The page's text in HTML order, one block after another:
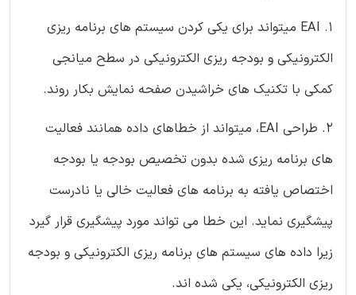
1. EAI میتواند برای یکی کردن سیستم های برنامه ریزی
الکترونیکی و بودجه ریزی الکترونیکی در سطح میانجی
کمکی با تکنیک های خراشیدن صفحه نمایش بکار روند.
2. طراحی EAI، میتواند از خطاهای داده همانند فعالیت
های برنامه ریزی شده بدون تخصیص بودجه یا بودجه
اختصاص یافته به برنامه های فعالیت خالی یا نادرست
پیشگیری نماید. این خطا می تواند مورد پیشگیری قرار گیرد
زیرا داده های سیستم های برنامه ریزی الکترونیکی و بودجه
ریزی الکترونیکی، یکی شده اند.